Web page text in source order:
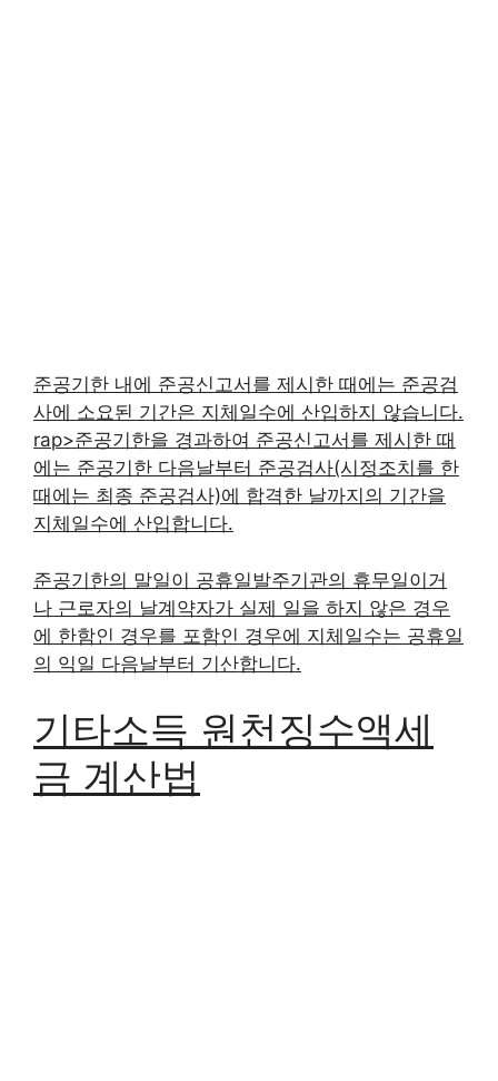
준공기한 내에 준공신고서를 제시한 때에는 준공검
사에 소요된 기간은 지체일수에 산입하지 않습니다.
rap>준공기한을 경과하여 준공신고서를 제시한 때
에는 준공기한 다음날부터 준공검사(시정조치를 한
때에는 최종 준공검사)에 합격한 날까지의 기간을
지체일수에 산입합니다.
준공기한의 말일이 공휴일발주기관의 휴무일이거
나 근로자의 날계약자가 실제 일을 하지 않은 경우
에 한함인 경우를 포함인 경우에 지체일수는 공휴일
의 익일 다음날부터 기산합니다.
기타소득 원천징수액세
금 계산법